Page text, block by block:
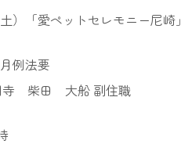
）「愛ペットセレモニー尼崎」
例法要
寺 柴田 大船 副住職